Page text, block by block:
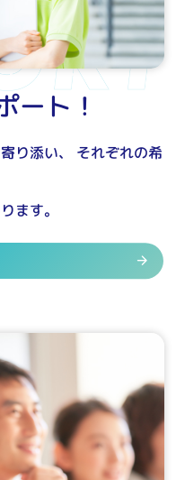
ート！
り添い、 それぞれの希
ます。